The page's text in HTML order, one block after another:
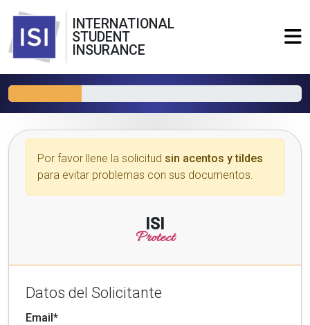
INTERNATIONAL
STUDENT
INSURANCE
Por favor llene la solicitud sin acentos y tildes
para evitar problemas con sus documentos.
ISI
Protect
Datos del Solicitante
Email*